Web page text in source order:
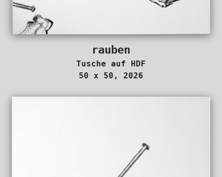
rauben
Tusche auf HDF
50 x 50, 2026